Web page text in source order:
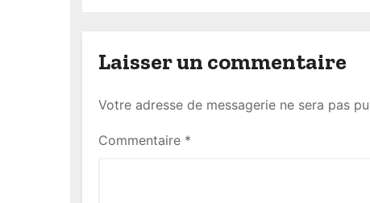
i
g
a
Laisser un commentaire
Votre adresse de messagerie ne sera pas
Commentaire *